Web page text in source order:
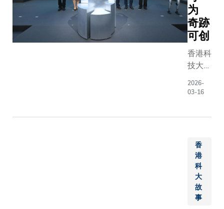
士、科
大校长
叶玉如
副校长
（大学
拓展）
吴宏伟
以及跨
院院长
兼新兴
跨学科
领域学
部署理
主任屈
士与他的
四位公子
施荣怡先
生、 施荣
怀先
生、 施荣
恒先生及
施荣忻先
3月30日
名典礼，
与科大管
理层，包
括校长叶
玉如教
授、首席
为
奇跡
可创
香港科
技大学
大）今
祝活
动，并
举行气
氛炽热
的启动
2026-
03-16
香
港
科
大
故
事